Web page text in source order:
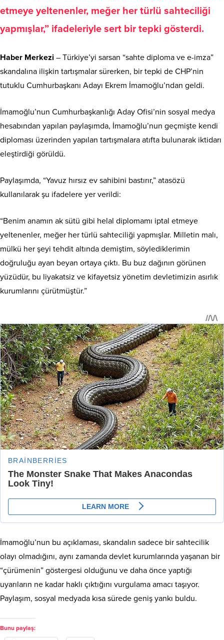
etmeye yeltenenler, meğer her türlü sahteciliği
yapmışlar,” ifadeleriyle sert bir tepki gösterdi.
Haber Merkezi – Türkiye’yi sarsan “sahte diploma ve e-imza”
skandalına ilişkin tartışmalar sürerken, bir tepki de CHP’nin
tutuklu Cumhurbaşkanı Adayı Ekrem İmamoğlu’ndan geldi.
İmamoğlu’nun Cumhurbaşkanlığı Aday Ofisi’nin sosyal medya
hesabından yapılan paylaşımda, İmamoğlu’nun geçmişte kendi
diploması üzerinden yapılan tartışmalara atıfta bulunarak iktidarı
eleştirdiği görüldü.
Paylaşımda, “Yavuz hırsız ev sahibini bastırır,” atasözü
kullanılarak şu ifadelere yer verildi:
“Benim anamın ak sütü gibi helal diplomamı iptal etmeye
yeltenenler, meğer her türlü sahteciliği yapmışlar. Milletin malı,
mülkü her şeyi tehdit altında demiştim, söylediklerimin
doğruluğu ayan beyan ortaya çıktı. Bu buz dağının görünen
yüzüdür, bu liyakatsiz ve kifayetsiz yönetim devletimizin asırlık
kurumlarını çürütmüştür.”
İmamoğlu’nun bu açıklaması, skandalın sadece bir sahtecilik
olayı olmadığını, aynı zamanda devlet kurumlarında yaşanan bir
“çürümenin” göstergesi olduğunu ve daha önce yaptığı
uyarıların ne kadar haklı çıktığını vurgulama amacı taşıyor.
Paylaşım, sosyal medyada kısa sürede geniş yankı buldu.
Bunu paylaş: